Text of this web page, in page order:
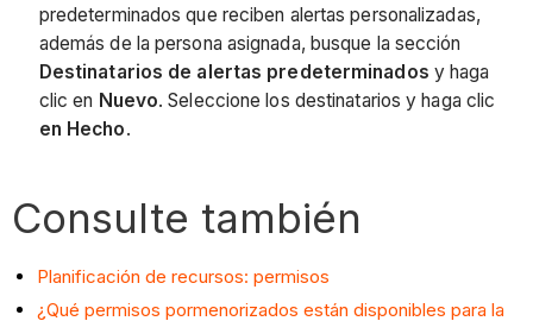
predeterminados que reciben alertas personalizadas,
además de la persona asignada, busque la sección
Destinatarios de alertas predeterminados y haga
clic en Nuevo. Seleccione los destinatarios y haga clic
en Hecho.
Consulte también
Planificación de recursos: permisos
¿Qué permisos pormenorizados están disponibles para la